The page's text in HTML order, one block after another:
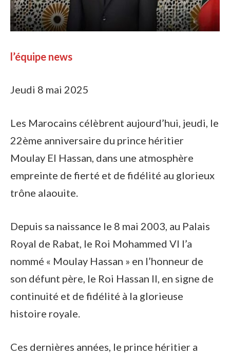
l’équipe news
Jeudi 8 mai 2025
Les Marocains célèbrent aujourd’hui, jeudi, le
22ème anniversaire du prince héritier
Moulay El Hassan, dans une atmosphère
empreinte de fierté et de fidélité au glorieux
trône alaouite.
Depuis sa naissance le 8 mai 2003, au Palais
Royal de Rabat, le Roi Mohammed VI l’a
nommé « Moulay Hassan » en l’honneur de
son défunt père, le Roi Hassan II, en signe de
continuité et de fidélité à la glorieuse
histoire royale.
Ces dernières années, le prince héritier a